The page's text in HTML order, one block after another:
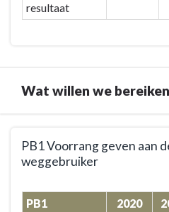
resultaat
Wat willen we
navigatie
PB1 Voorrang geven aan
weggebruiker
naarPB1 2020